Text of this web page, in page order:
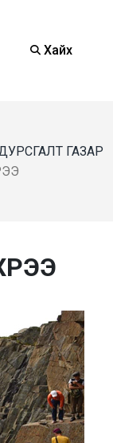
Хайх
ГАЗАР